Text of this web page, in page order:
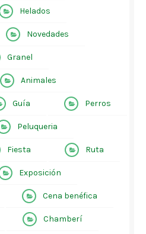
Helados
Novedades
Granel
Animales
Guía Perros
Peluqueria
Fiesta Ruta
Exposición
Cena benéfica
Chamberí